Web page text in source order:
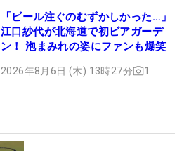
「ビール注ぐのむずかしかった…」
江口紗代が北海道で初ビアガーデ
ン！ 泡まみれの姿にファンも爆笑
2026年8月6日 (木) 13時27分 1